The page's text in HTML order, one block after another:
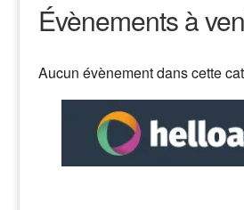
Évènements à
Aucun évènement dans cette